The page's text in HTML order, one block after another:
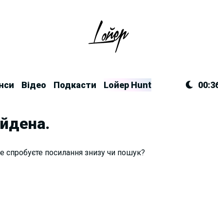
Відео Подкасти Lойер Hunt
посилання знизу чи пошук?